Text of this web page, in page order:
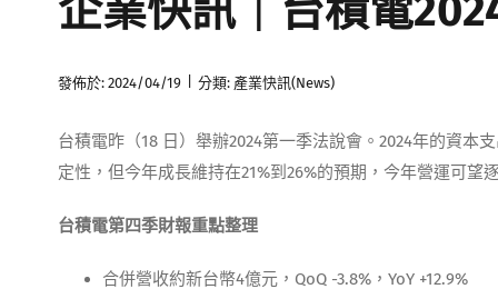
企業快訊｜台積電
發佈於: 2024/04/19 分類: 產業快訊(News)
台積電昨（18 日）舉辦2024第一季法說會。2024年的資本
定性，但今年成長維持在21%到26%的預期，今年營運可望
台積電第四季財報重點整理
合併營收約新台幣4億元，QoQ -3.8%，YoY +12.9%